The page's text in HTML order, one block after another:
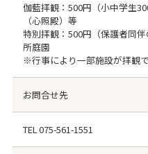
伽藍拝観：500円（小中学生
（心照殿）等
特別拝観：500円（保護者同
所庭園
※行事により一部施設が拝観
お問合せ先
TEL075-561-1551